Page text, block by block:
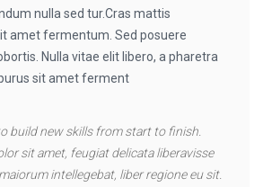
nulla sed tur.Cras mattis
amet fermentum. Sed posuere
Nulla vitae elit libero, a pharetra
sit amet ferment
build new skills from start to finish.
sit amet, feugiat delicata liberavisse
intellegebat, liber regione eu sit.